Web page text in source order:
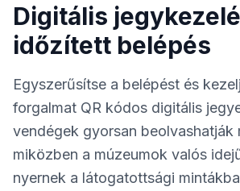
Digitális
időzített belépés
Egyszerűsítse a belépést és
forgalmat QR kódos digitális
vendégek gyorsan beolvashatják
miközben a múzeumok valós
nyernek a látogatottsági